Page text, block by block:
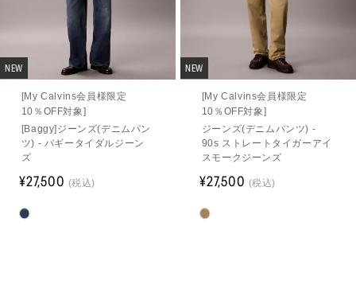
NEW
[My Calvins会員様限定
10％OFF対象]
[Baggy]ジーンズ(デニムパン
ツ) - バギータイダルジーン
ズ
¥27,500 (税込)
NEW
[My Calvins会員様限定
10％OFF対象]
ジーンズ(デニムパンツ) -
90s ストレートタイガーアイ
スモークジーンズ
¥27,500 (税込)